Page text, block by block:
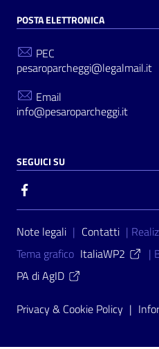
POSTA ELETTRONICA
PEC
pesaroparcheggi@legalmail.it
Email
info@pesaroparcheggi.it
SEGUICI SU
Sezione Link Utili
Note legali | Contatti |
Tema grafico ItaliaWP2 |
PA di AgID
Privacy & Cookie Policy |